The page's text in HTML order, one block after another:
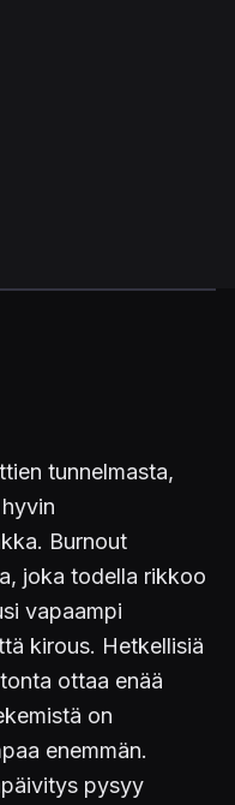
tunnelmasta,
Burnout
joka todella rikkoo
vapaampi
kirous. Hetkellisiä
ottaa enää
on
enemmän.
pysyy